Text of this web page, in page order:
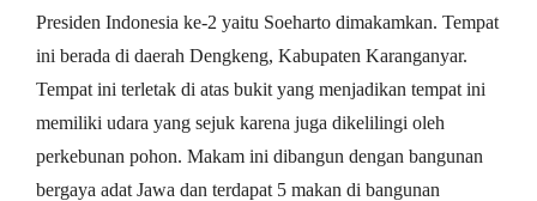
Presiden Indonesia ke-2 yaitu Soeharto dimakamkan. Tempat
ini berada di daerah Dengkeng, Kabupaten Karanganyar.
Tempat ini terletak di atas bukit yang menjadikan tempat ini
memiliki udara yang sejuk karena juga dikelilingi oleh
perkebunan pohon. Makam ini dibangun dengan bangunan
bergaya adat Jawa dan terdapat 5 makan di bangunan